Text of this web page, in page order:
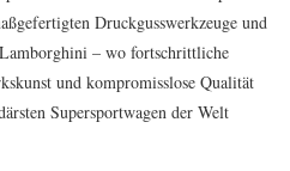
Druckgusswerkzeuge und
– wo fortschrittliche
und kompromisslose Qualität
Supersportwagen der Welt